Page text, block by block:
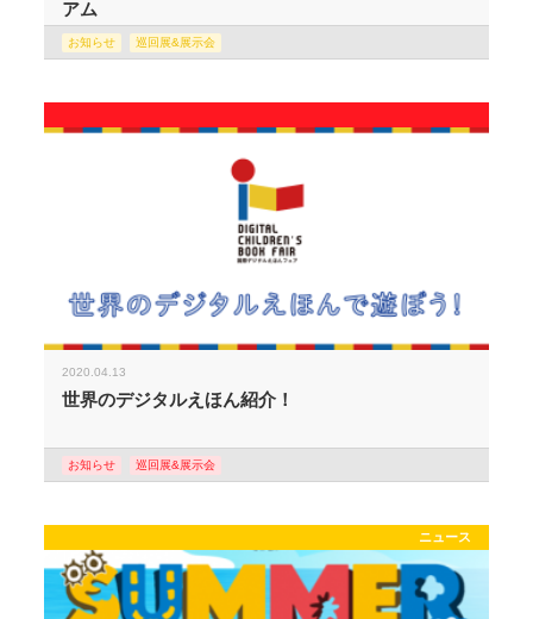
アム
お知らせ 巡回展&展示会
2020.04.13
世界のデジタルえほん紹介！
お知らせ 巡回展&展示会
ニュース